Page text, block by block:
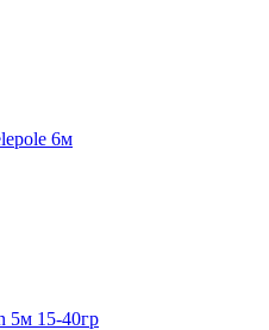
6м
5м 15-40гр